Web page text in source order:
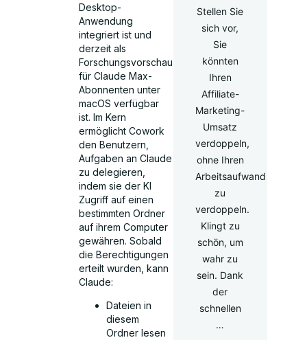
Desktop-
Anwendung
integriert ist und
derzeit als
Forschungsvorschau
für Claude Max-
Abonnenten unter
macOS verfügbar
ist. Im Kern
ermöglicht Cowork
den Benutzern,
Aufgaben an Claude
zu delegieren,
indem sie der KI
Zugriff auf einen
bestimmten Ordner
auf ihrem Computer
gewähren. Sobald
die Berechtigungen
erteilt wurden, kann
Claude:
Dateien in
diesem
Ordner lesen
Stellen Sie
sich vor,
Sie
könnten
Ihren
Affiliate-
Marketing-
Umsatz
verdoppeln,
ohne Ihren
Arbeitsaufwand
zu
verdoppeln.
Klingt zu
schön, um
wahr zu
sein. Dank
der
schnellen
…